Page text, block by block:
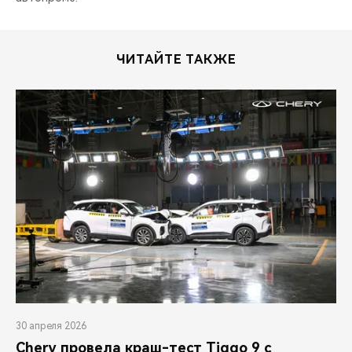
ЧИТАЙТЕ ТАКЖЕ
30 апреля 2026
Chery провела краш-тест Tiggo 9 с